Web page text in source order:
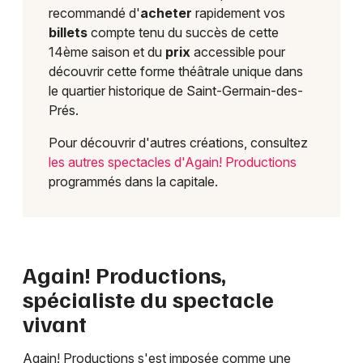
recommandé d'acheter rapidement vos
billets compte tenu du succès de cette
14ème saison et du prix accessible pour
découvrir cette forme théâtrale unique dans
le quartier historique de Saint-Germain-des-
Prés.
Pour découvrir d'autres créations, consultez
les autres spectacles d'Again! Productions
programmés dans la capitale.
Again! Productions,
spécialiste du spectacle
vivant
Again! Productions s'est imposée comme une